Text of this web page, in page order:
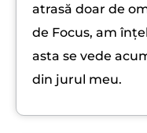
atrasă doar de
de Focus, am
asta se vede
din jurul meu.